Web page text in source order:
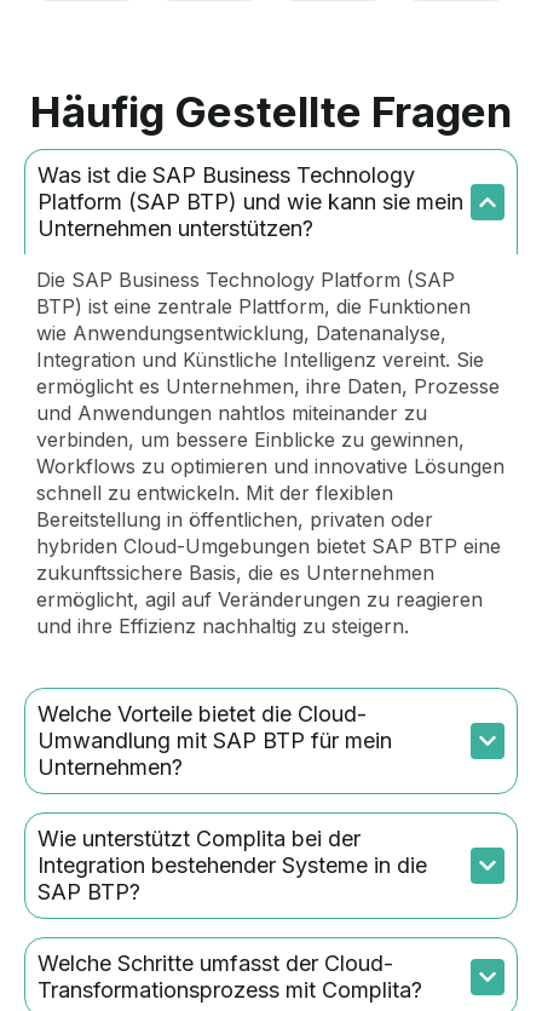
Häufig Gestellte Fragen
Was ist die SAP Business Technology
Platform (SAP BTP) und wie kann sie mein
Unternehmen unterstützen?
Die SAP Business Technology Platform (SAP
BTP) ist eine zentrale Plattform, die Funktionen
wie Anwendungsentwicklung, Datenanalyse,
Integration und Künstliche Intelligenz vereint. Sie
ermöglicht es Unternehmen, ihre Daten, Prozesse
und Anwendungen nahtlos miteinander zu
verbinden, um bessere Einblicke zu gewinnen,
Workflows zu optimieren und innovative Lösungen
schnell zu entwickeln. Mit der flexiblen
Bereitstellung in öffentlichen, privaten oder
hybriden Cloud-Umgebungen bietet SAP BTP eine
zukunftssichere Basis, die es Unternehmen
ermöglicht, agil auf Veränderungen zu reagieren
und ihre Effizienz nachhaltig zu steigern.
Welche Vorteile bietet die Cloud-
Umwandlung mit SAP BTP für mein
Unternehmen?
Wie unterstützt Complita bei der
Integration bestehender Systeme in die
SAP BTP?
Welche Schritte umfasst der Cloud-
Transformationsprozess mit Complita?